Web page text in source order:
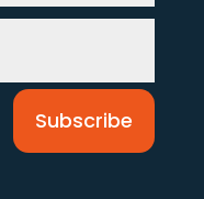
Subscribe